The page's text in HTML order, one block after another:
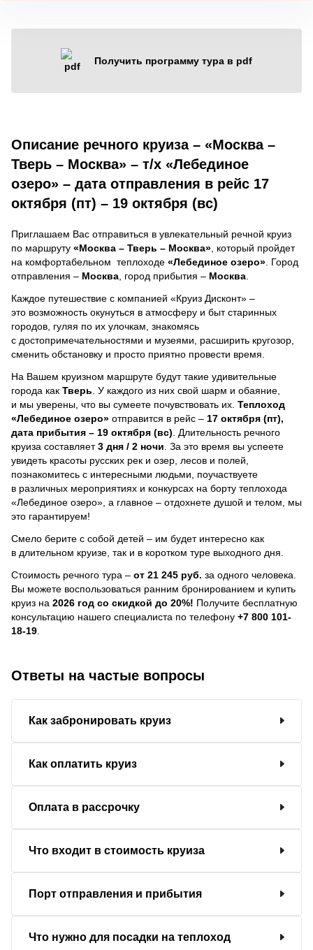
Получить программу тура в pdf
Описание речного круиза – «Москва –
Тверь – Москва» – т/х «Лебединое
озеро» – дата отправления в рейс 17
октября (пт) – 19 октября (вс)
Приглашаем Вас отправиться в увлекательный речной круиз
по маршруту «Москва – Тверь – Москва» , который пройдет
на комфортабельном теплоходе «Лебединое озеро» . Город
отправления – Москва , город прибытия – Москва
Каждое путешествие с компанией «Круиз Дисконт» –
это возможность окунуться в атмосферу и быт старинных
городов, гуляя по их улочкам, знакомясь
с достопримечательностями и музеями, расширить кругозор,
сменить обстановку и просто приятно провести время.
На Вашем круизном маршруте будут такие удивительные
города как Тверь . У каждого из них свой шарм и обаяние,
и мы уверены, что вы сумеете почувствовать их. Теплоход
«Лебединое озеро» отправится в рейс – 17 октября (пт),
дата прибытия – 19 октября (вс) . Длительность речного
круиза составляет3 дня / 2 ночи За это время вы успеете
увидеть красоты русских рек и озер, лесов и полей,
познакомитесь с интересными людьми, поучаствуете
в различных мероприятиях и конкурсах на борту теплохода
«Лебединое озеро», а главное – отдохнете душой и телом, мы
это гарантируем!
Смело берите с собой детей – им будет интересно как
в длительном круизе, так и в коротком туре выходного дня.
Стоимость речного тура – от 21 245 руб. за одного человека.
Вы можете воспользоваться ранним бронированием и купить
круиз на 2026 год со скидкой до 20%! Получите бесплатную
консультацию нашего специалиста по телефону +7 800 101-
18-19
Ответы на частые вопросы
Как забронировать круиз
Как оплатить круиз
Оплата в рассрочку
Что входит в стоимость круиза
Порт отправления и прибытия
Что нужно для посадки на теплоход